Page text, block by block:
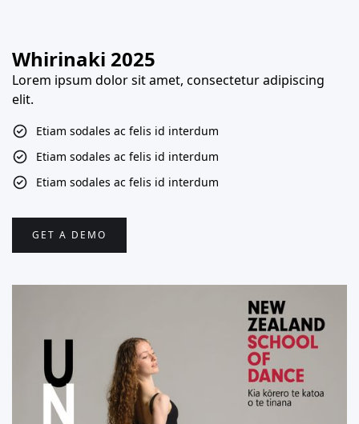
Whirinaki 2025
Lorem ipsum dolor sit amet, consectetur adipiscing
elit.
Etiam sodales ac felis id interdum
Etiam sodales ac felis id interdum
Etiam sodales ac felis id interdum
GET A DEMO